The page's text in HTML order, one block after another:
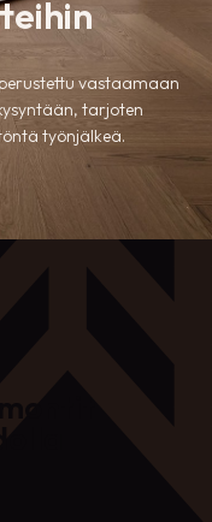
vastaamaan
tarjoten
työnjälkeä.